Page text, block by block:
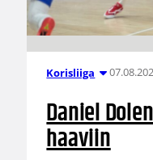
Korisliiga
Daniel
haaviin